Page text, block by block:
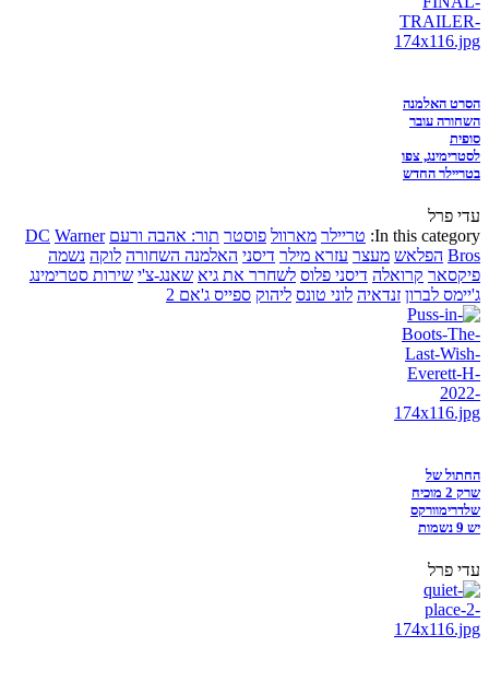
הסרט האלמנה
השחורה עובר
סופית
לסטרימינג, צפו
בטריילר החדש
עדי פרל
In this category: טריילר מארוול פוסטר תור: אהבה ורעם DC Warner
Bros הפלאש מעצר עזרא מילר דיסני האלמנה השחורה לוקה נשמה
פיקסאר קרואלה דיסני פלוס לשחרר את גיא שאנג-צ'י שירות סטרימינג
ג'יימס לברון זנדאיה לוני טונס ליהוק ספייס ג'אם 2
החתול של
שרק 2 מוכיח
שלדרימוורקס
יש 9 נשמות
עדי פרל